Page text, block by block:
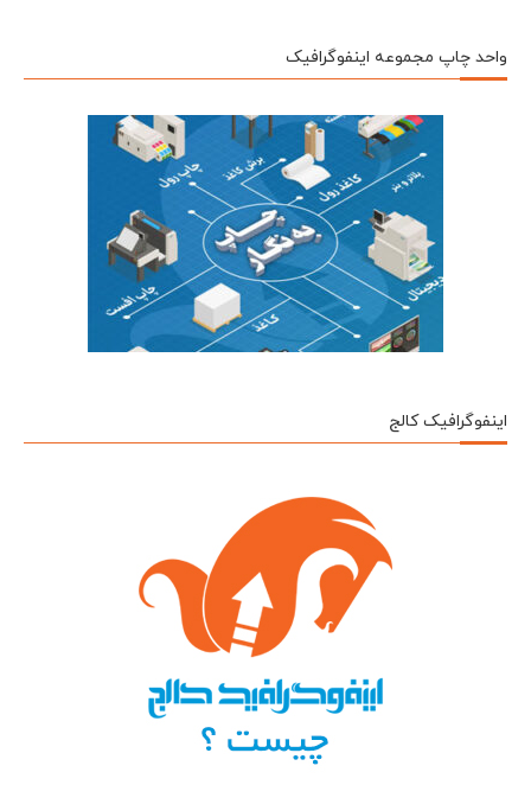
واحد چاپ مجموعه اینفوگرافیک
اینفوگرافیک کالج